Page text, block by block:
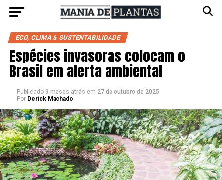
ECO, CLIMA & SUSTENTABILIDADE
Espécies invasoras colocam o
Brasil em alerta ambiental
Publicado 9 meses atrás em 27 de outubro de 2025
Por Derick Machado